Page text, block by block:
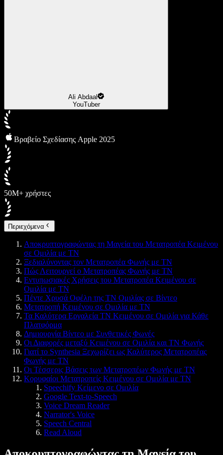
Ali Abdaal
YouTuber
Βραβείο Σχεδίασης Apple 2025
50M+ χρήστες
Περιεχόμενα
Αποκρυπτογραφώντας τη Μαγεία του Μετατροπέα Κειμένου
σε Ομιλία με ΤΝ
Ξεδιαλύνοντας τον Μετατροπέα Φωνής με ΤΝ
Πώς Λειτουργεί ο Μετατροπέας Φωνής με ΤΝ
Εντυπωσιακές Χρήσεις του Μετατροπέα Κειμένου σε
Ομιλία με ΤΝ
Πέντε Χρυσά Οφέλη της ΤΝ Ομιλίας σε Βίντεο
Μετατροπή Κειμένου σε Ομιλία με ΤΝ
Τα Καλύτερα Εργαλεία ΤΝ Κειμένου σε Ομιλία για Κάθε
Πλατφόρμα
Δημιουργία Βίντεο με Συνθετικές Φωνές
Οι Διαφορές μεταξύ Κειμένου σε Ομιλία και ΤΝ Φωνής
Γιατί το Synthesia Ξεχωρίζει ως Καλύτερος Μετατροπέας
Φωνής με ΤΝ
Οι Τέσσερις Βάσεις των Μετατροπέων Φωνής με ΤΝ
Κορυφαίοι Μετατροπείς Κειμένου σε Ομιλία με ΤΝ
Speechify Κείμενο σε Ομιλία
Google Text-to-Speech
Voice Dream Reader
Narrator's Voice
Speech Central
Read Aloud